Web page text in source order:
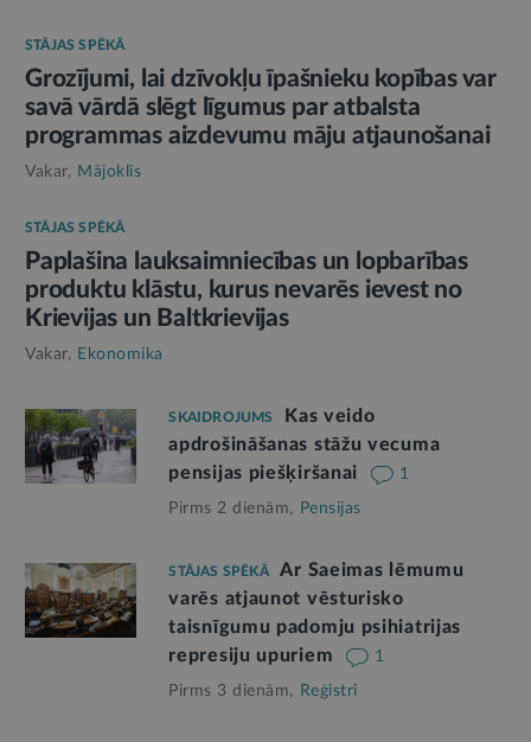
STĀJAS SPĒKĀ
Grozījumi, lai dzīvokļu īpašnieku kopības var
savā vārdā slēgt līgumus par atbalsta
programmas aizdevumu māju atjaunošanai
Vakar, Mājoklis
STĀJAS SPĒKĀ
Paplašina lauksaimniecības un lopbarības
produktu klāstu, kurus nevarēs ievest no
Krievijas un Baltkrievijas
Vakar, Ekonomika
SKAIDROJUMS
Kas veido
apdrošināšanas stāžu vecuma
pensijas piešķiršanai
1
Pirms 2 dienām, Pensijas
STĀJAS SPĒKĀ
Ar Saeimas lēmumu
varēs atjaunot vēsturisko
taisnīgumu padomju psihiatrijas
represiju upuriem
1
Pirms 3 dienām, Reģistri